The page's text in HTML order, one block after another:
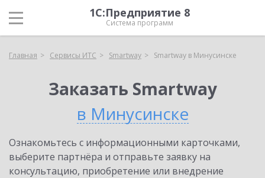
1С:Предприятие 8
Система программ
Главная Сервисы ИТС Smartway Smartway в Минусинске
Заказать Smartway
в Минусинске
Ознакомьтесь с информационными карточками,
выберите партнёра и отправьте заявку на
консультацию, приобретение или внедрение